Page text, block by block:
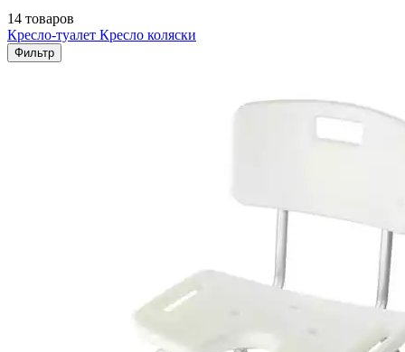
14 товаров
Кресло-туалет Кресло коляски
Фильтр